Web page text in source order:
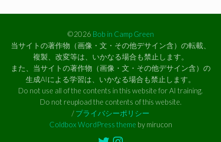
©2026 Bob in Camp Green
当サイトの著作物（画像・文・その他デサイン含）の転載、
複製、改変等は、いかなる場合も禁止します。
また、当サイトの著作物（画像・文・その他デサイン含）の
生成AIによる学習は、いかなる場合も禁止します。
Do not use all of the contents in this website for AI training.
Do not reupload the contents of this website.
/ プライバシーポリシー
Coldbox WordPress theme by mirucon